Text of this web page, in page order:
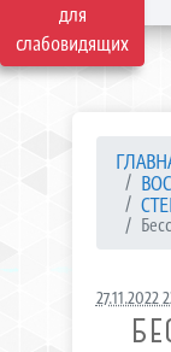
для
слабовидящих
27.11.2022